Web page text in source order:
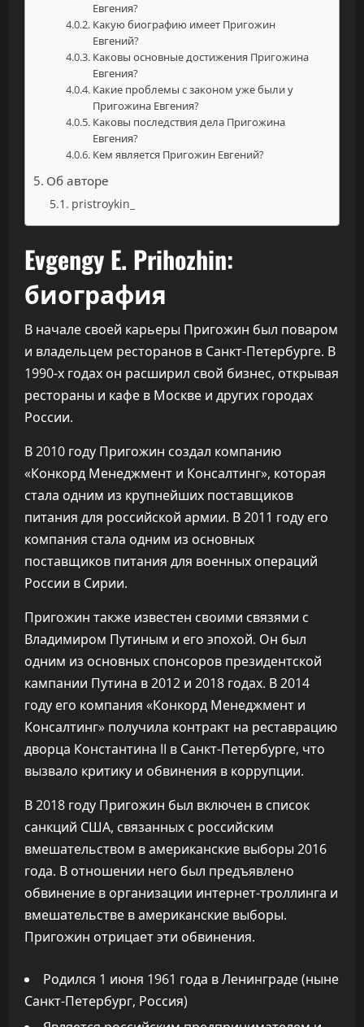
Евгения?
Какую биографию имеет Пригожин
Евгений?
Каковы основные достижения Пригожина
Евгения?
Какие проблемы с законом уже были у
Пригожина Евгения?
Каковы последствия дела Пригожина
Евгения?
Кем является Пригожин Евгений?
Об авторе
pristroykin_
Evgengy E. Prihozhin:
биография
В начале своей карьеры Пригожин был поваром
и владельцем ресторанов в Санкт-Петербурге. В
1990-х годах он расширил свой бизнес, открывая
рестораны и кафе в Москве и других городах
России.
В 2010 году Пригожин создал компанию
«Конкорд Менеджмент и Консалтинг», которая
стала одним из крупнейших поставщиков
питания для российской армии. В 2011 году его
компания стала одним из основных
поставщиков питания для военных операций
России в Сирии.
Пригожин также известен своими связями с
Владимиром Путиным и его эпохой. Он был
одним из основных спонсоров президентской
кампании Путина в 2012 и 2018 годах. В 2014
году его компания «Конкорд Менеджмент и
Консалтинг» получила контракт на реставрацию
дворца Константина II в Санкт-Петербурге, что
вызвало критику и обвинения в коррупции.
В 2018 году Пригожин был включен в список
санкций США, связанных с российским
вмешательством в американские выборы 2016
года. В отношении него был предъявлено
обвинение в организации интернет-троллинга и
вмешательстве в американские выборы.
Пригожин отрицает эти обвинения.
Родился 1 июня 1961 года в Ленинграде (ныне
Санкт-Петербург, Россия)